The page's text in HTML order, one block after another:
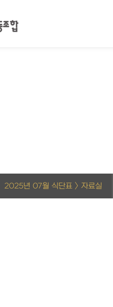
2025년 07월 식단표 > 자료실